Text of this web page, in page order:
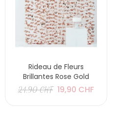
Rideau de Fleurs
Brillantes Rose Gold
24,90 CHF 19,90 CHF